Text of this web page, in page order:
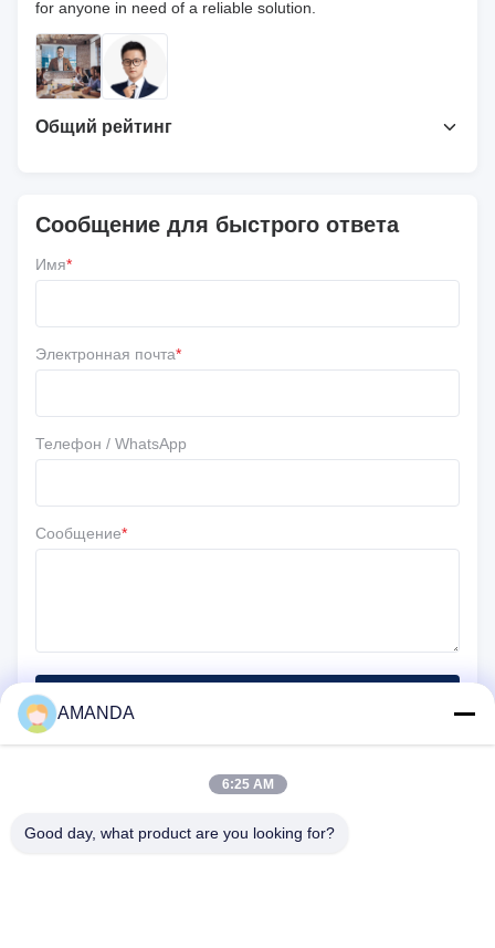
for anyone in need of a reliable solution.
Общий рейтинг
Напишите обзор
Сообщение для быстрого ответа
Имя*
Электронная почта*
Телефон / WhatsApp
Сообщение*
AMANDA
6:25 AM
Good day, what product are you looking for?